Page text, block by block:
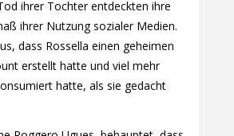
ihrer Tochter entdeckten ihre
ihrer Nutzung sozialer Medien.
dass Rossella einen geheimen
erstellt hatte und viel mehr
hatte, als sie gedacht